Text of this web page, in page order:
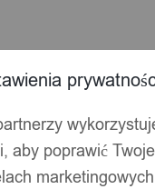
aby poprawić